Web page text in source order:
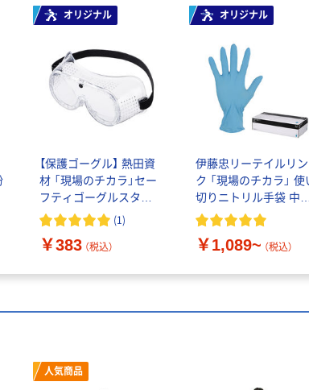
オリジナル
【保護ゴーグル】 熱田資
材 「現場のチカラ」セー
フティゴーグルスタン
ダード 曇り止め・キズ防
(1)
￥383 （税込）
オリジナル
伊藤忠リーテイルリン
ク 「現場のチカラ」 使
切りニトリル手袋 中厚
手 粉なし オリジナル
￥1,089~ （税込）
人気商品